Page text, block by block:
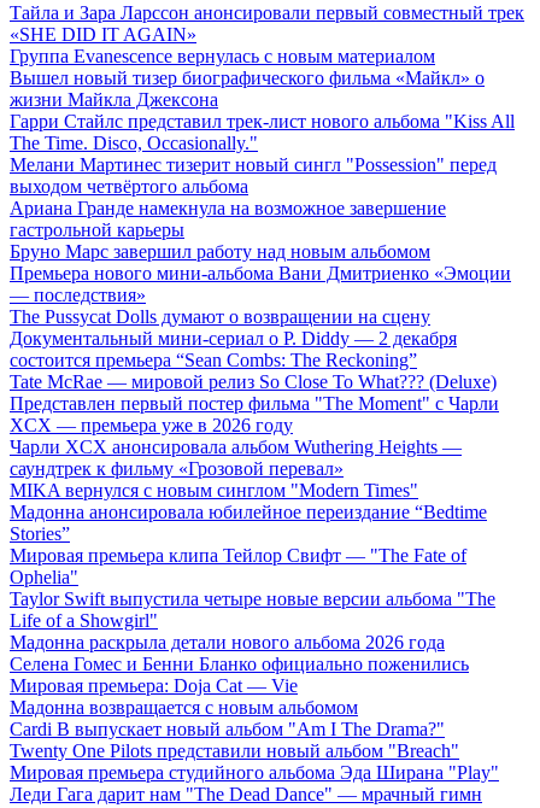
Тайла и Зара Ларссон анонсировали первый совместный трек
«SHE DID IT AGAIN»
Группа Evanescence вернулась с новым материалом
Вышел новый тизер биографического фильма «Майкл» о
жизни Майкла Джексона
Гарри Стайлс представил трек-лист нового альбома "Kiss All
The Time. Disco, Occasionally."
Мелани Мартинес тизерит новый сингл "Possession" перед
выходом четвёртого альбома
Ариана Гранде намекнула на возможное завершение
гастрольной карьеры
Бруно Марс завершил работу над новым альбомом
Премьера нового мини-альбома Вани Дмитриенко «Эмоции
— последствия»
The Pussycat Dolls думают о возвращении на сцену
Документальный мини-сериал о P. Diddy — 2 декабря
состоится премьера “Sean Combs: The Reckoning”
Tate McRae — мировой релиз So Close To What??? (Deluxe)
Представлен первый постер фильма "The Moment" с Чарли
XCX — премьера уже в 2026 году
Чарли XCX анонсировала альбом Wuthering Heights —
саундтрек к фильму «Грозовой перевал»
MIKA вернулся с новым синглом "Modern Times"
Мадонна анонсировала юбилейное переиздание “Bedtime
Stories”
Мировая премьера клипа Тейлор Свифт — "The Fate of
Ophelia"
Taylor Swift выпустила четыре новые версии альбома "The
Life of a Showgirl"
Мадонна раскрыла детали нового альбома 2026 года
Селена Гомес и Бенни Бланко официально поженились
Мировая премьера: Doja Cat — Vie
Мадонна возвращается с новым альбомом
Cardi B выпускает новый альбом "Am I The Drama?"
Twenty One Pilots представили новый альбом "Breach"
Мировая премьера студийного альбома Эда Ширана "Play"
Леди Гага дарит нам "The Dead Dance" — мрачный гимн